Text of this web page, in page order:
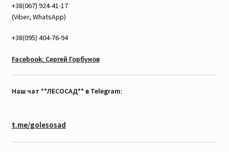
+38(067) 924-41-17
(Viber, WhatsApp)
+38(095) 404-76-94
Facebook: Сергей Горбунов
Наш чат **ЛЕСОСАД** в Telegram:
t.me/golesosad